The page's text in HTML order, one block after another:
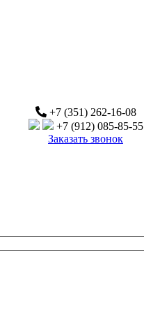
+7 (351) 262-16-08
+7 (912) 085-85-55
Заказать звонок